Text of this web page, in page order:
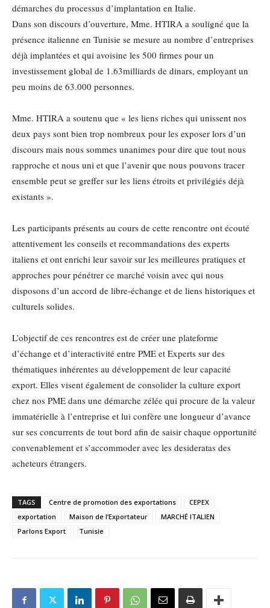
démarches du processus d’implantation en Italie.
Dans son discours d’ouverture, Mme. HTIRA a souligné que la
présence italienne en Tunisie se mesure au nombre d’entreprises
déjà implantées et qui avoisine les 500 firmes pour un
investissement global de 1.63milliards de dinars, employant un
peu moins de 63.000 personnes.
Mme. HTIRA a soutenu que « les liens riches qui unissent nos
deux pays sont bien trop nombreux pour les exposer lors d’un
discours mais nous sommes unanimes pour dire que tout nous
rapproche et nous uni et que l’avenir que nous pouvons tracer
ensemble peut se greffer sur les liens étroits et privilégiés déjà
existants ».
Les participants présents au cours de cette rencontre ont écouté
attentivement les conseils et recommandations des experts
italiens et ont enrichi leur savoir sur les meilleures pratiques et
approches pour pénétrer ce marché voisin avec qui nous
disposons d’un accord de libre-échange et de liens historiques et
culturels solides.
L’objectif de ces rencontres est de créer une plateforme
d’échange et d’interactivité entre PME et Experts sur des
thématiques inhérentes au développement de leur capacité
export. Elles visent également de consolider la culture export
chez nos PME dans une démarche zélée qui procure de la valeur
immatérielle à l’entreprise et lui confère une longueur d’avance
sur ses concurrents de tout bord afin de saisir chaque opportunité
convenablement et s’accommoder avec les desideratas des
acheteurs étrangers.
TAGS Centre de promotion des exportations
CEPEX
exportation
Maison de l’Exportateur
MARCHÉ ITALIEN
Parlons Export
Tunisie